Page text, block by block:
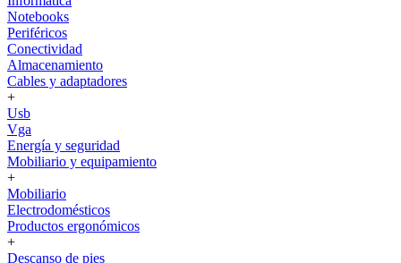
Notebooks
Periféricos
Conectividad
Almacenamiento
Cables y adaptadores
+
Usb
Vga
Energía y seguridad
Mobiliario y equipamiento
+
Mobiliario
Electrodomésticos
Productos ergonómicos
+
Descanso de pies